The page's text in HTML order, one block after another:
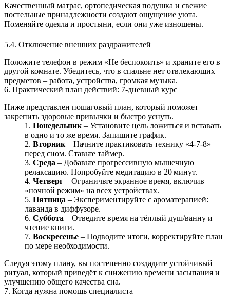
Качественный матрас, ортопедическая подушка и свежие
постельные принадлежности создают ощущение уюта.
Поменяйте одеяла и простыни, если они уже изношены.
5.4. Отключение внешних раздражителей
Положите телефон в режим «Не беспокоить» и храните его в
другой комнате. Убедитесь, что в спальне нет отвлекающих
предметов – работа, устройства, громкая музыка.
6. Практический план действий: 7‑дневный курс
Ниже представлен пошаговый план, который поможет
закрепить здоровые привычки и быстро уснуть.
Понедельник – Установите цель ложиться и вставать
в одно и то же время. Запишите график.
Вторник – Начните практиковать технику «4‑7‑8»
перед сном. Ставьте таймер.
Среда – Добавьте прогрессивную мышечную
релаксацию. Попробуйте медитацию в 20 минут.
Четверг – Ограничьте экранное время, включив
«ночной режим» на всех устройствах.
Пятница – Экспериментируйте с ароматерапией:
лаванда в диффузоре.
Суббота – Отведите время на тёплый душ/ванну и
чтение книги.
Воскресенье – Подводите итоги, корректируйте план
по мере необходимости.
Следуя этому плану, вы постепенно создадите устойчивый
ритуал, который приведёт к снижению времени засыпания и
улучшению общего качества сна.
7. Когда нужна помощь специалиста